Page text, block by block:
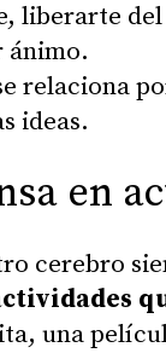
liberarte
ánimo.
relaciona
ideas.
en
cerebro
una